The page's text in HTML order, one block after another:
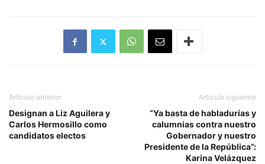
Artículo anterior
Designan a Liz Aguilera y
Carlos Hermosillo como
candidatos electos
Artículo siguiente
“Ya basta de habladurías y
calumnias contra nuestro
Gobernador y nuestro
Presidente de la República”:
Karina Velázquez